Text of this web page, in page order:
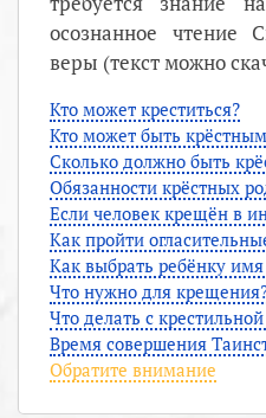
осознанное чтение
веры (текст можно
Кто может креститься?
Кто может быть
Сколько должно быть
Обязанности крёстных
Если человек крещён в
Как пройти
Как выбрать ребёнку
Что нужно для
Что делать с
Время совершения
Обратите внимание